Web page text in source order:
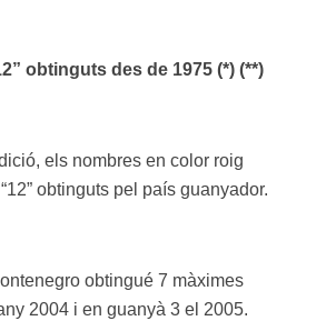
obtinguts des de 1975 (*) (**)
els nombres en color roig
obtinguts pel país guanyador.
obtingué 7 màximes
2004 i en guanyà 3 el 2005.